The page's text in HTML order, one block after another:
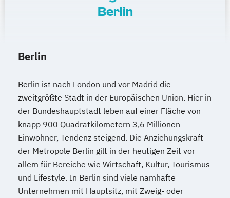
Berlin
Berlin
Berlin ist nach London und vor Madrid die
zweitgrößte Stadt in der Europäischen Union. Hier in
der Bundeshauptstadt leben auf einer Fläche von
knapp 900 Quadratkilometern 3,6 Millionen
Einwohner, Tendenz steigend. Die Anziehungskraft
der Metropole Berlin gilt in der heutigen Zeit vor
allem für Bereiche wie Wirtschaft, Kultur, Tourismus
und Lifestyle. In Berlin sind viele namhafte
Unternehmen mit Hauptsitz, mit Zweig- oder